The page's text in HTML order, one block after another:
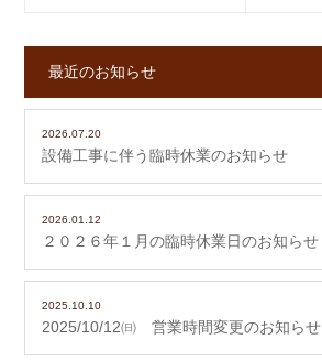
最近のお知らせ
2026.07.20
設備工事に伴う臨時休業のお知らせ
2026.01.12
２０２６年１月の臨時休業日のお知らせ
2025.10.10
2025/10/12㈰ 営業時間変更のお知らせ